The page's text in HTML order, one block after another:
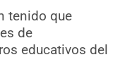
tenido que
de
educativos del